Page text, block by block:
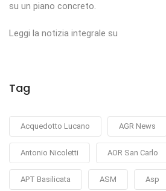
su un piano concreto.
Leggi la notizia integrale su
Tag
Acquedotto Lucano AGR News
Antonio Nicoletti AOR San Carlo
APT Basilicata ASM Asp